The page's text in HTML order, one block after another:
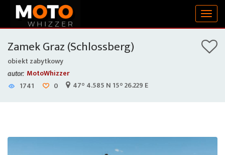
Zamek Graz (Schlossberg)
obiekt zabytkowy
autor: MotoWhizzer
1741
0 47° 4.585 N 15° 26.229 E